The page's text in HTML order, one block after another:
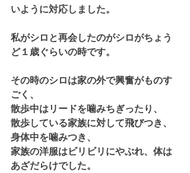
いように対応しました。
私がシロと再会したのがシロがちょう
ど１歳ぐらいの時です。
その時のシロは家の外で興奮がものす
ごく、
散歩中はリードを噛みちぎったり、
散歩している家族に対して飛びつき、
身体中を噛みつき、
家族の洋服はビリビリにやぶれ、体は
あざだらけでした。